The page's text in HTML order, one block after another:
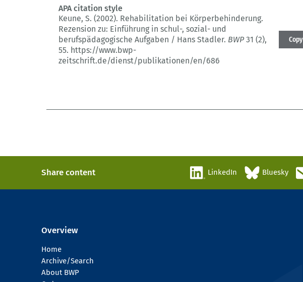
APA citation style
Keune, S. (2002). Rehabilitation bei Körperbehinderung.
Rezension zu: Einführung in schul-, sozial- und
berufspädagogische Aufgaben / Hans Stadler. BWP31 (2),
55. https://www.bwp-
zeitschrift.de/dienst/publikationen/en/686
Copy
Share content LinkedIn Bluesky
Overview
Home
Archive/Search
About BWP